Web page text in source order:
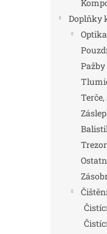
Doplňky
Optika
Pažby